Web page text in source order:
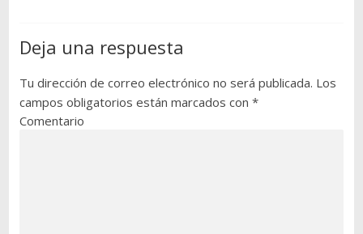
Deja una respuesta
Tu dirección de correo electrónico no será publicada. Los
campos obligatorios están marcados con *
Comentario